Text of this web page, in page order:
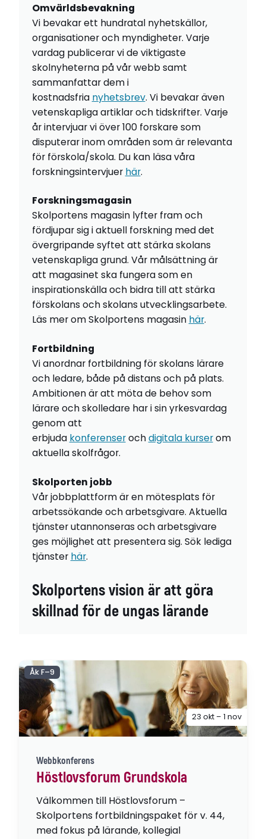
Omvärldsbevakning
Vi bevakar ett hundratal nyhetskällor,
organisationer och myndigheter. Varje
vardag publicerar vi de viktigaste
skolnyheterna på vår webb samt
sammanfattar dem i
kostnadsfria nyhetsbrev. Vi bevakar även
vetenskapliga artiklar och tidskrifter. Varje
år intervjuar vi över 100 forskare som
disputerar inom områden som är relevanta
för förskola/skola. Du kan läsa våra
forskningsintervjuer här.
Forskningsmagasin
Skolportens magasin lyfter fram och
fördjupar sig i aktuell forskning med det
övergripande syftet att stärka skolans
vetenskapliga grund. Vår målsättning är
att magasinet ska fungera som en
inspirationskälla och bidra till att stärka
förskolans och skolans utvecklingsarbete.
Läs mer om Skolportens magasin här.
Fortbildning
Vi anordnar fortbildning för skolans lärare
och ledare, både på distans och på plats.
Ambitionen är att möta de behov som
lärare och skolledare har i sin yrkesvardag
genom att
erbjuda konferenserochdigitala kurserom
aktuella skolfrågor.
Skolporten jobb
Vår jobbplattform är en mötesplats för
arbetssökande och arbetsgivare. Aktuella
tjänster utannonseras och arbetsgivare
ges möjlighet att presentera sig. Sök lediga
tjänster här.
Skolportens vision är att göra
skillnad för de ungas lärande
Webbkonferens
Höstlovsforum Grundskola
Välkommen till Höstlovsforum –
Skolportens fortbildningspaket för v. 44,
med fokus på lärande, kollegial
Åk F–9
23 okt – 1 nov